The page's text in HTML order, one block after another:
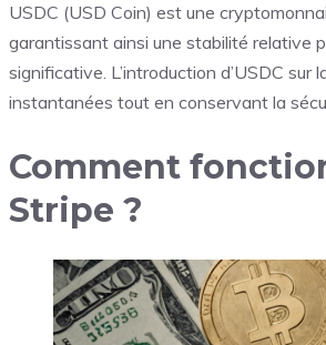
USDC (USD Coin) est une
garantissant ainsi une stabilité relative
significative. L’introduction d’USDC
instantanées tout en conservant la
Comment
Stripe ?